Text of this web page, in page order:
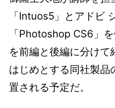
「Intuos5」とアドビ
「Photoshop CS6」
を前編と後編に分け
はじめとする同社製品
置される予定だ。